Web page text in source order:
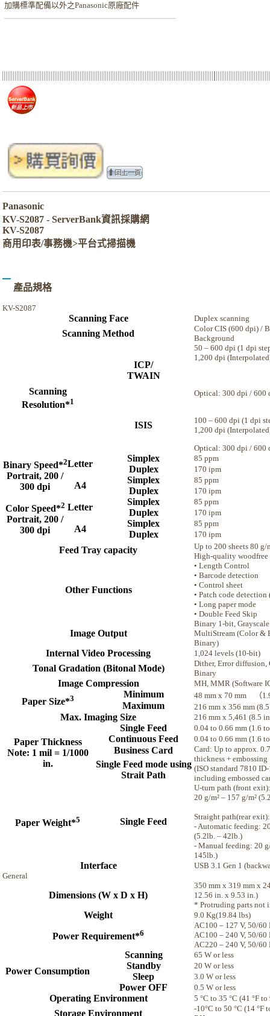
加購標準配備以外之Panasonic原廠配件
Panasonic
KV-S2087 - ServerBank資訊採購網
KV-S2087
商用印表/事務機>平台式掃描機
產品規格
KV-S2087
Scanning Face Duplex scanning
Scanning Method
Color CIS (600 dpi) /
Background
Scanning
Resolution*1
ICP/
TWAIN
50 – 600 dpi (1 dpi
1,200 dpi
Optical: 300 dpi / 600
ISIS
100 – 600 dpi (1 dpi
1,200 dpi
Optical: 300 dpi / 600
Binary Speed*2
Portrait, 200 /
300 dpi
Letter
Simplex 85 ppm
Duplex 170 ipm
A4
Simplex 85 ppm
Duplex 170 ipm
Color Speed*2
Portrait, 200 /
300 dpi
Letter
Simplex 85 ppm
Duplex 170 ipm
A4
Simplex 85 ppm
Duplex 170 ipm
Feed Tray capacity
Up to 200 sheets 80 g/
High-quality woodfree
Other Functions
• Length Control
• Barcode detection
• Control sheet
• Patch code detection
• Long paper mode
• Double Feed Skip
Image Output
Binary 1-bit,
MultiStream (Color &
Binary)
Internal Video Processing 1,024 levels (10-bit)
Tonal Gradation (Bitonal Mode)
Dither, Error diffusion,
Binary
Image Compression MH, MMR (Software
Paper Size*3 Minimum 48 mm x 70 mm （
Maximum 216 mm x 356 mm
Max. Imaging Size 216 mm x 5,461 (8.5
Paper Thickness
Note: 1 mil = 1/1000
in.
Single Feed 0.04 to 0.66 mm (1.6
Continuous Feed 0.04 to 0.66 mm (1.6
Business Card
Card: Up to approx.
thickness + embossing
(ISO standard 7810
including embossed
Single Feed mode using
Strait Path
Paper Weight*5 Single Feed
U-turn path (front exit):
20 g/m² – 157 g/m²
Straight path(rear exit):
- Automatic feeding:
(5.2lb. – 42lb.)
- Manual feeding: 20
145lb.)
Interface
USB 3.1 Gen 1
General
Dimensions (W x D x H)
350 mm x 319 mm x
12.56 in. x 9.53 in.)
* Protruding parts not
Weight 9.0 Kg(19.84 lbs)
Power Requirement*6
AC100 – 127 V, 50/60
AC100 – 240 V, 50/60
AC220 – 240 V, 50/60
Power Consumption
Scanning 65 W or less
Standby 20 W or less
Sleep 3.0 W or less
Power OFF 0.5 W or less
Operating Environment 5 °C to 35 °C (41 °F
Storage Environment
-10°C to 50 °C (14 °F